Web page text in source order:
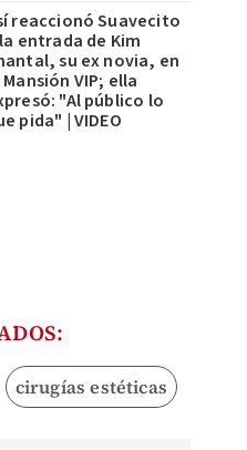
reaccionó Suavecito
entrada de Kim
su ex novia, en
Mansión VIP; ella
"Al público lo
pida" | VIDEO
cirugías estéticas